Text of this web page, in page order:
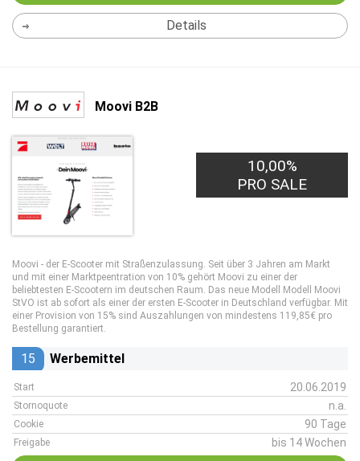
Details
Moovi B2B
10,00%
PRO SALE
Moovi - der E-Scooter mit Straßenzulassung. Seit über 3 Jahren am Markt
und mit einer Marktpeentration von 10% gehört Moovi zu einer der
beliebtesten E-Scootern im deutschen Raum. Das neue Modell Modell Moovi
StVO ist ab sofort als einer der ersten E-Scooter in Deutschland verfügbar. Mit
einer Provision von 15% sind Auszahlungen von mindestens 119,85€ pro
Bestellung garantiert.
15 Werbemittel
Start 20.06.2019
Stornoquote n.a.
Cookie 90 Tage
Freigabe bis 14 Wochen